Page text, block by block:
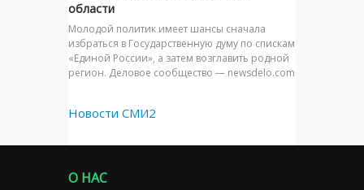
области
Молодой политик имеет шансы сначала
избраться в Государственную думу по спискам
«Единой России», а затем возглавить родной
регион. Деловое сообщество — newsdelo.com
Новости СМИ2
О НАС